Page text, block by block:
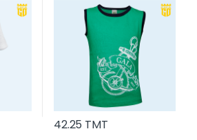
42.25 TMT